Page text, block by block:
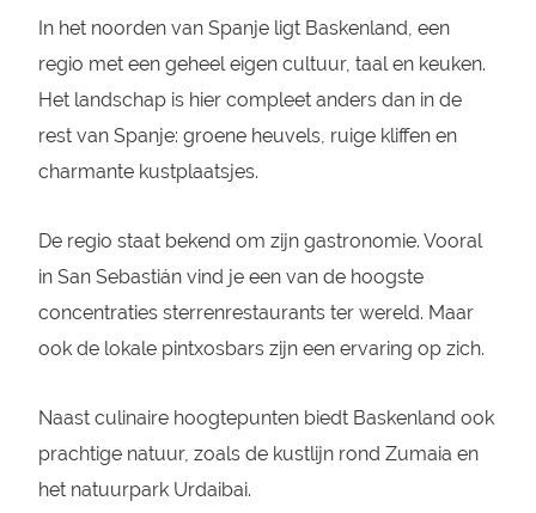
In het noorden van Spanje ligt Baskenland, een
regio met een geheel eigen cultuur, taal en keuken.
Het landschap is hier compleet anders dan in de
rest van Spanje: groene heuvels, ruige kliffen en
charmante kustplaatsjes.
De regio staat bekend om zijn gastronomie. Vooral
in San Sebastián vind je een van de hoogste
concentraties sterrenrestaurants ter wereld. Maar
ook de lokale pintxosbars zijn een ervaring op zich.
Naast culinaire hoogtepunten biedt Baskenland ook
prachtige natuur, zoals de kustlijn rond Zumaia en
het natuurpark Urdaibai.